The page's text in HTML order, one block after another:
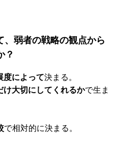
弱者の戦略の観点から
？
度によって決まる。
け大切にしてくれるかで生ま
で相対的に決まる。